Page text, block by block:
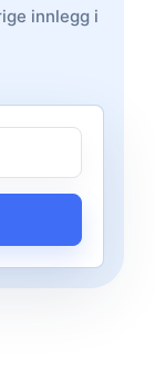
innlegg i